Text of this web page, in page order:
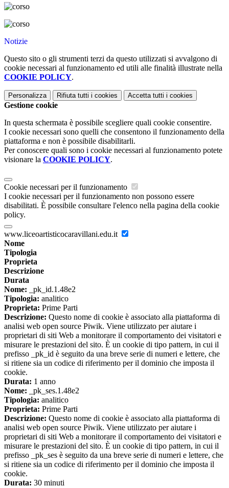
Notizie
Questo sito o gli strumenti terzi da questo utilizzati si avvalgono di
cookie necessari al funzionamento ed utili alle finalità illustrate nella
COOKIE POLICY.
Personalizza Rifiuta tutti i cookies Accetta tutti i cookies
Gestione cookie
In questa schermata è possibile scegliere quali cookie consentire.
I cookie necessari sono quelli che consentono il funzionamento della
piattaforma e non è possibile disabilitarli.
Per conoscere quali sono i cookie necessari al funzionamento potete
visionare la COOKIE POLICY.
Cookie necessari per il funzionamento
I cookie necessari per il funzionamento non possono essere
disabilitati. È possibile consultare l'elenco nella pagina della cookie
policy.
www.liceoartisticocaravillani.edu.it
Nome
Tipologia
Proprieta
Descrizione
Durata
Nome: _pk_id.1.48e2
Tipologia: analitico
Proprieta: Prime Parti
Descrizione: Questo nome di cookie è associato alla piattaforma di
analisi web open source Piwik. Viene utilizzato per aiutare i
proprietari di siti Web a monitorare il comportamento dei visitatori e
misurare le prestazioni del sito. È un cookie di tipo pattern, in cui il
prefisso _pk_id è seguito da una breve serie di numeri e lettere, che
si ritiene sia un codice di riferimento per il dominio che imposta il
cookie.
Durata: 1 anno
Nome: _pk_ses.1.48e2
Tipologia: analitico
Proprieta: Prime Parti
Descrizione: Questo nome di cookie è associato alla piattaforma di
analisi web open source Piwik. Viene utilizzato per aiutare i
proprietari di siti Web a monitorare il comportamento dei visitatori e
misurare le prestazioni del sito. È un cookie di tipo pattern, in cui il
prefisso _pk_ses è seguito da una breve serie di numeri e lettere, che
si ritiene sia un codice di riferimento per il dominio che imposta il
cookie.
Durata: 30 minuti